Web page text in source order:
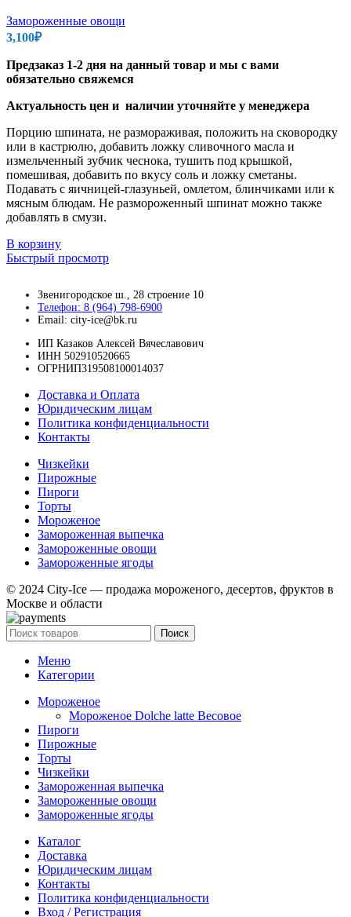
Замороженные овощи
3,100₽
Предзаказ 1-2 дня на данный товар и мы с вами
обязательно свяжемся
Актуальность цен и наличии уточняйте у менеджера
Порцию шпината, не размораживая, положить на сковородку
или в кастрюлю, добавить ложку сливочного масла и
измельченный зубчик чеснока, тушить под крышкой,
помешивая, добавить по вкусу соль и ложку сметаны.
Подавать с яичницей-глазуньей, омлетом, блинчиками или к
мясным блюдам. Не размороженный шпинат можно также
добавлять в смузи.
В корзину
Быстрый просмотр
Звенигородское ш., 28 строение 10
Телефон: 8 (964) 798-6900
Email: city-ice@bk.ru
ИП Казаков Алексей Вячеславович
ИНН 502910520665
ОГРНИП319508100014037
Доставка и Оплата
Юридическим лицам
Политика конфиденциальности
Контакты
Чизкейки
Пирожные
Пироги
Торты
Мороженое
Замороженная выпечка
Замороженные овощи
Замороженные ягоды
© 2024 City-Ice — продажа мороженого, десертов, фруктов в
Москве и области
Поиск
Меню
Категории
Мороженое
Мороженое Dolche latte Весовое
Пироги
Пирожные
Торты
Чизкейки
Замороженная выпечка
Замороженные овощи
Замороженные ягоды
Каталог
Доставка
Юридическим лицам
Контакты
Политика конфиденциальности
Вход / Регистрация